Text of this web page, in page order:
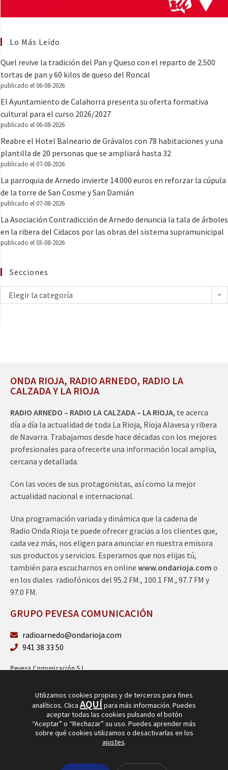
Lo Más Leído
Quel revive la tradición del Pan y Queso con el reparto de 2.500
tortas de pan y 60 kilos de queso del Roncal
publicado el 06-08-2026
El Ayuntamiento de Calahorra presenta su oferta formativa
cultural para el curso 2026/2027
publicado el 06-08-2026
Reabre el Hotel Balneario de Grávalos con 78 habitaciones y una
plantilla de 20 personas que se ampliará hasta 32
publicado el 07-08-2026
La parroquia de Arnedo invierte 14.000 euros en reforzar la cúpula
de la torre de San Cosme y San Damián
publicado el 07-08-2026
La Asociación Contradicción de Arnedo denuncia la tala de árboles
en la ribera del Cidacos por las obras del sistema supramunicipal
publicado el 03-08-2026
Secciones
Elegir la categoría
ONDA RIOJA, RADIO ARNEDO, RADIO LA
CALZADA Y LA RIOJA
RADIO ARNEDO – RADIO LA CALZADA – LA RIOJA, te acerca
día a día la actualidad de toda La Rioja, Rioja Alavesa y ribera
de Navarra. Trabajamos desde hace décadas con los mejores
profesionales para ofrecerte una información local amplia,
cercana y detallada.
Con las voces de sus protagonistas, así como la mejor
actualidad nacional e internacional.
Una programación variada y dinámica que la cadena de
Radio Onda Rioja te puede ofrecer gracias a los clientes que,
cada vez más, nos eligen para anunciar en nuestra emisora
sus productos y servicios. Esperamos que nos elijas tú,
también para escucharnos en online www.ondarioja.com o
en los diales radiofónicos del 95.2 FM., 100.1 FM., 97.7 FM y
97.0 FM.
GRUPO PEVESA COMUNICACIÓN
radioarnedo@ondarioja.com
941 38 33 50
Pevesa Comunicación S.L.
Utilizamos cookies propias y de terceros para fines
analíticos. Clica AQUÍpara más información. Puedes
aceptar todas las cookies pulsando el botón
“Aceptar” o “Rechazar” su uso. Puedes aprender más
sobre qué cookies utilizamos o desactivarlas en los
ajustes.